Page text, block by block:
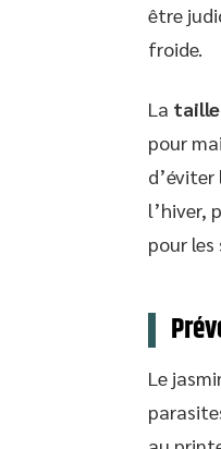
être
froide.
La
pour
l’hiver,
pour les
Le